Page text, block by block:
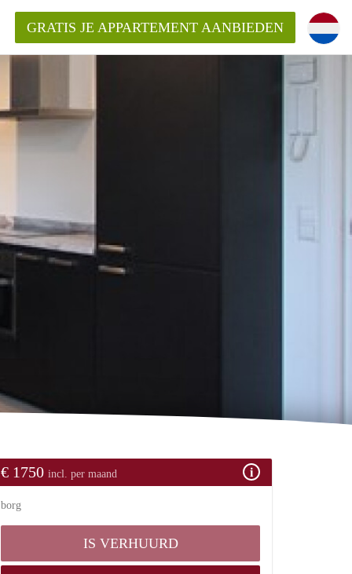
het aangeboden
GRATIS JE APPARTEMENT AANBIEDEN
€ 1750 incl. per maand
borg
IS VERHUURD